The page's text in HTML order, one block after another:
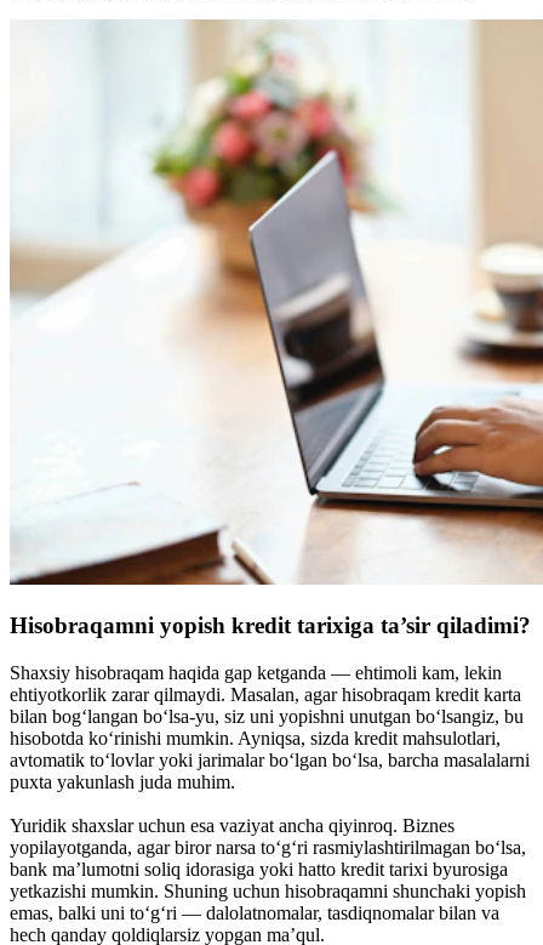
Hisobraqamni yopish kredit tarixiga ta’sir qiladimi?
Shaxsiy hisobraqam haqida gap ketganda — ehtimoli kam, lekin
ehtiyotkorlik zarar qilmaydi. Masalan, agar hisobraqam kredit karta
bilan bog‘langan bo‘lsa-yu, siz uni yopishni unutgan bo‘lsangiz, bu
hisobotda ko‘rinishi mumkin. Ayniqsa, sizda kredit mahsulotlari,
avtomatik to‘lovlar yoki jarimalar bo‘lgan bo‘lsa, barcha masalalarni
puxta yakunlash juda muhim.
Yuridik shaxslar uchun esa vaziyat ancha qiyinroq. Biznes
yopilayotganda, agar biror narsa to‘g‘ri rasmiylashtirilmagan bo‘lsa,
bank ma’lumotni soliq idorasiga yoki hatto kredit tarixi byurosiga
yetkazishi mumkin. Shuning uchun hisobraqamni shunchaki yopish
emas, balki uni to‘g‘ri — dalolatnomalar, tasdiqnomalar bilan va
hech qanday qoldiqlarsiz yopgan ma’qul.